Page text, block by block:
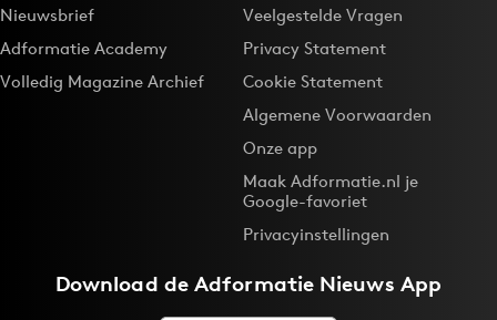
Partners
Topics
Nieuwsbrief
Adformatie Academy
Volledig Magazine Archief
Veelgestelde Vragen
Privacy Statement
Cookie Statement
Algemene Voorwaarden
Onze app
Maak Adformatie.nl je
Google-favoriet
Privacyinstellingen
Download deAdformatie Nieuws App